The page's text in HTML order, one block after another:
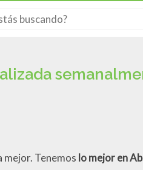
mejor. Tenemos lo mejor en